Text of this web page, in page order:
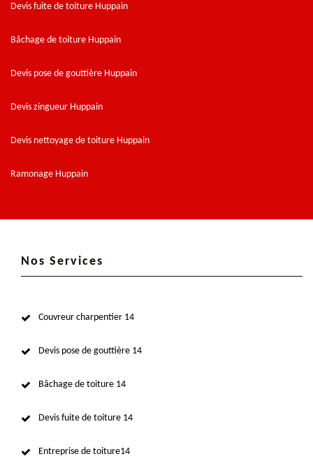
Devis fuite de toiture Huppain
Bâchage de toiture Huppain
Devis pose de gouttière Huppain
Devis zingueur Huppain
Devis nettoyage de toiture Huppain
Ramonage Huppain
Nos Services
Couvreur charpentier 14
Devis pose de gouttière 14
Bâchage de toiture 14
Devis fuite de toiture 14
Entreprise de toiture14